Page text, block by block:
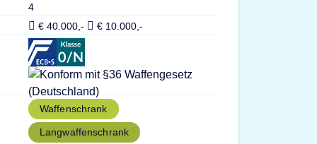
4
€ 40.000,-
€ 10.000,-
Waffenschrank
Langwaffenschrank